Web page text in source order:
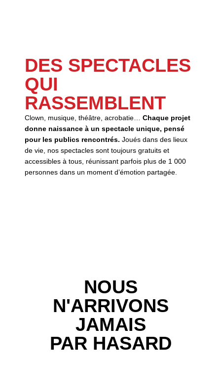
DES SPECTACLES
QUI
RASSEMBLENT
Clown, musique, théâtre, acrobatie… Chaque projet
donne naissance à un spectacle unique, pensé
pour les publics rencontrés. Joués dans des lieux
de vie, nos spectacles sont toujours gratuits et
accessibles à tous, réunissant parfois plus de 1 000
personnes dans un moment d’émotion partagée.
NOUS
N'ARRIVONS
JAMAIS
PAR HASARD